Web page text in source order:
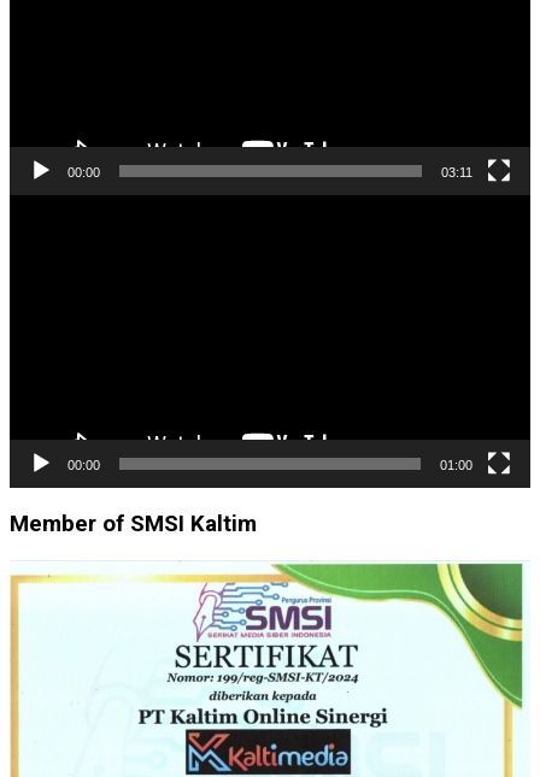
00:00 03:11
00:00 01:00
Member of SMSI Kaltim